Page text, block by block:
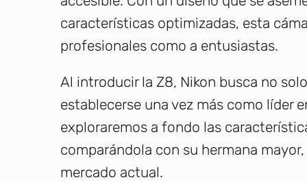
características optimizadas, esta
profesionales como a entusiastas.
Al introducir la Z8, Nikon busca no
establecerse una vez más como líder
exploraremos a fondo las
comparándola con su hermana
mercado actual.